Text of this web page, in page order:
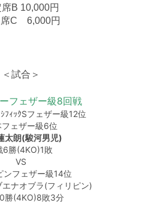
B 10,000円
席C 6,000円
＜試合＞
フェザー級8回戦
ﾌｨｯｸSフェザー級12位
フェザー級6位
太朗(駿河男児)
6勝(4KO)1敗
VS
ンフェザー級14位
ナオブラ(フィリピン)
勝(4KO)8敗3分